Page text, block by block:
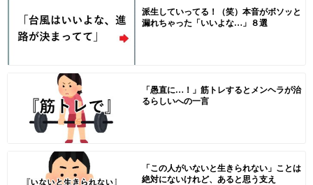
派生していってる！（笑）本音がボソッと
漏れちゃった「いいよな…」８選
「愚直に…！」筋トレするとメンヘラが治
るらしいへの一言
「この人がいないと生きられない」ことは
絶対にないけれど、あると思う支え